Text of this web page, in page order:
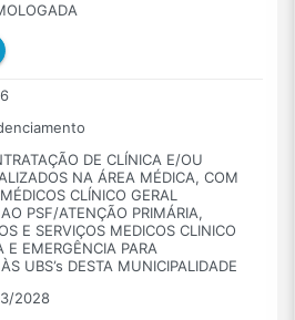
DE CLÍNICA E/OU
NA ÁREA MÉDICA, COM
CLÍNICO GERAL
PSF/ATENÇÃO PRIMÁRIA,
E SERVIÇOS MEDICOS CLINICO
E EMERGÊNCIA PARA
UBS’s DESTA MUNICIPALIDADE
2028